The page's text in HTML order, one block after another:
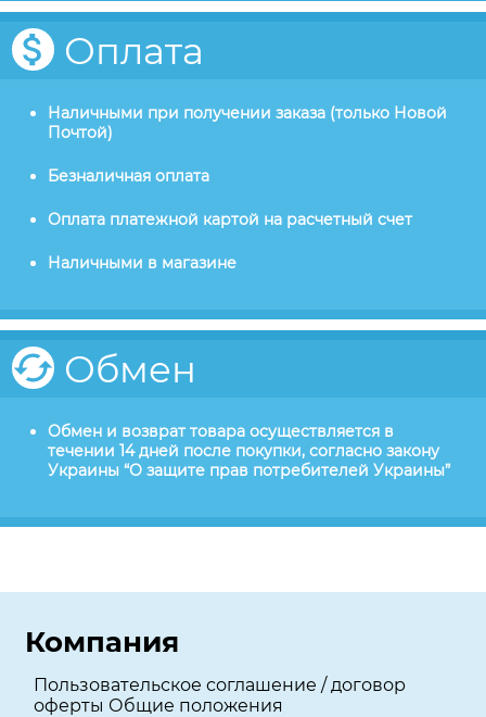
Оплата
Наличными при получении заказа (только Новой
Почтой)
Безналичная оплата
Оплата платежной картой на расчетный счет
Наличными в магазине
Обмен
Обмен и возврат товара осуществляется в
течении 14 дней после покупки, согласно закону
Украины “О защите прав потребителей Украины”
Компания
Пользовательское соглашение / договор
оферты Общие положения